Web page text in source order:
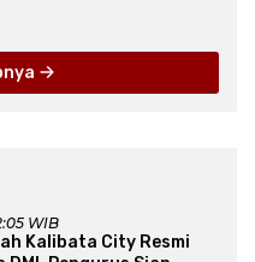
WIB
Kalibata City Resmi